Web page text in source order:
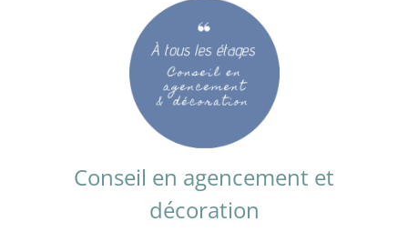
Conseil en agencement et
décoration